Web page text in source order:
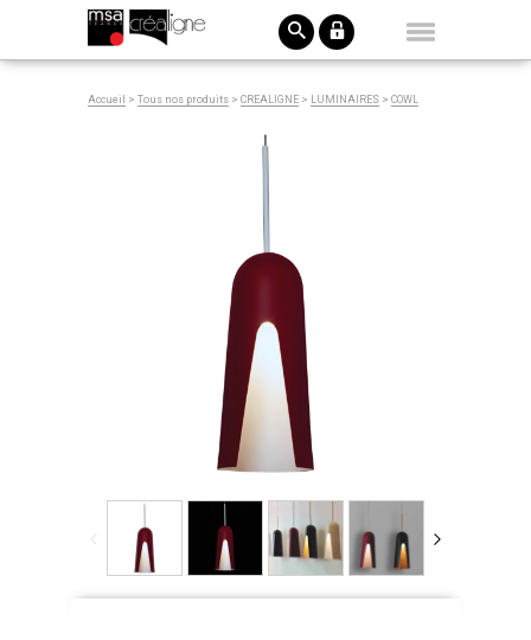
Accueil > Tous nos produits > CREALIGNE > LUMINAIRES > COWL